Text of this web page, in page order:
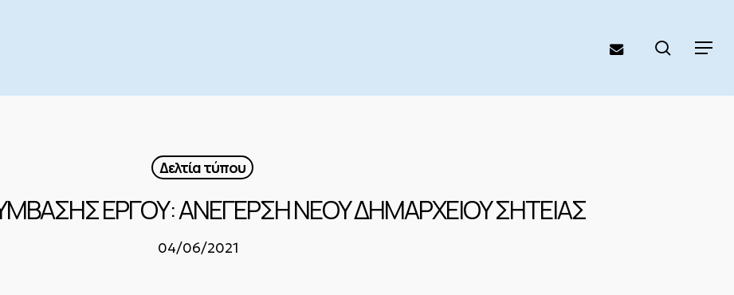
Menu
email search
Δελτία τύπου
ΕΡΓΟΥ: ΑΝΕΓΕΡΣΗ ΝΕΟΥ ΔΗΜΑΡΧΕΙΟΥ ΣΗΤΕΙΑΣ
04/06/2021